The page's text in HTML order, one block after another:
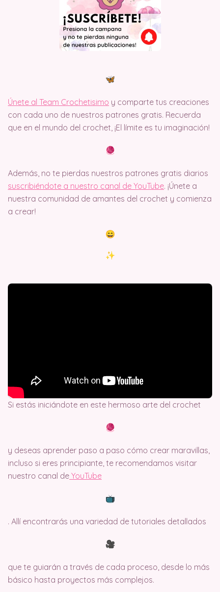
Únete al Team Crochetisimo y comparte tus creaciones
con cada uno de nuestros patrones gratis. Recuerda
que en el mundo del crochet, ¡El límite es tu imaginación!
Además, no te pierdas nuestros patrones gratis diarios
suscribiéndote a nuestro canal de YouTube. ¡Únete a
nuestra comunidad de amantes del crochet y comienza
a crear!
Si estás iniciándote en este hermoso arte del crochet
y deseas aprender paso a paso cómo crear maravillas,
incluso si eres principiante, te recomendamos visitar
nuestro canal de YouTube
. Allí encontrarás una variedad de tutoriales detallados
que te guiarán a través de cada proceso, desde lo más
básico hasta proyectos más complejos.